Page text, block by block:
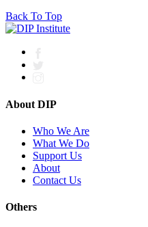
Back To Top
About DIP
Who We Are
What We Do
Support Us
About
Contact Us
Others